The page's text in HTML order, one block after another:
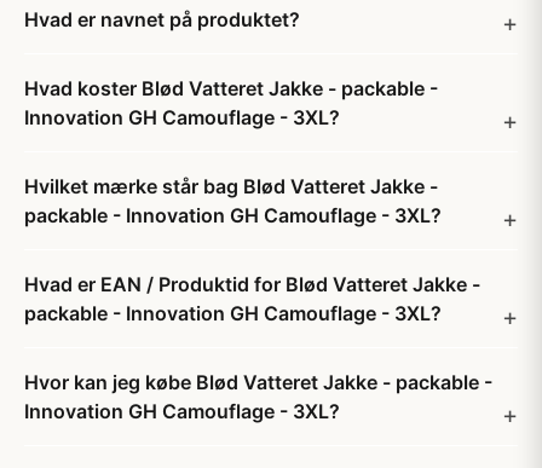
Hvad er navnet på produktet?
Hvad koster Blød Vatteret Jakke - packable -
Innovation GH Camouflage - 3XL?
Hvilket mærke står bag Blød Vatteret Jakke -
packable - Innovation GH Camouflage - 3XL?
Hvad er EAN / Produktid for Blød Vatteret Jakke -
packable - Innovation GH Camouflage - 3XL?
Hvor kan jeg købe Blød Vatteret Jakke - packable -
Innovation GH Camouflage - 3XL?